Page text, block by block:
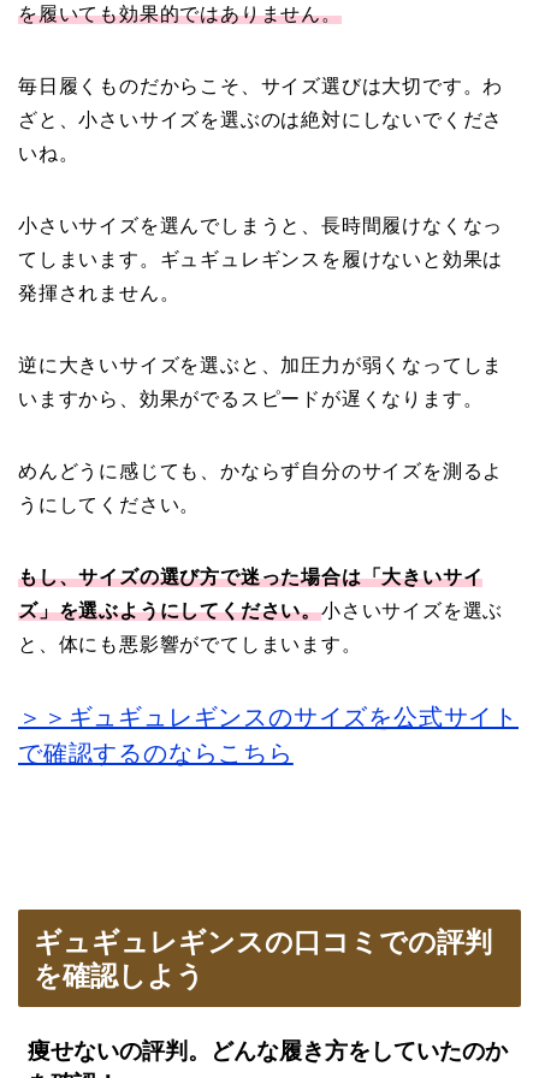
を履いても効果的ではありません。
毎日履くものだからこそ、サイズ選びは大切です。わ
ざと、小さいサイズを選ぶのは絶対にしないでくださ
いね。
小さいサイズを選んでしまうと、長時間履けなくなっ
てしまいます。ギュギュレギンスを履けないと効果は
発揮されません。
逆に大きいサイズを選ぶと、加圧力が弱くなってしま
いますから、効果がでるスピードが遅くなります。
めんどうに感じても、かならず自分のサイズを測るよ
うにしてください。
もし、サイズの選び方で迷った場合は「大きいサイ
ズ」を選ぶようにしてください。小さいサイズを選ぶ
と、体にも悪影響がでてしまいます。
＞＞ギュギュレギンスのサイズを公式サイト
で確認するのならこちら
ギュギュレギンスの口コミでの評判
を確認しよう
痩せないの評判。どんな履き方をしていたのか